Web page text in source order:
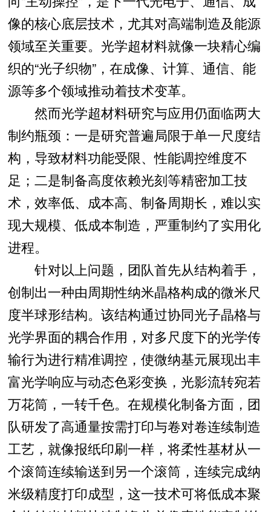
像的核心底层技术，尤其对高端制造及能源
领域至关重要。光学超材料就像一块精心编
织的“光子织物”，在成像、计算、通信、能
源等多个领域推动着技术变革。
然而光学超材料研究与应用仍面临两大
制约瓶颈：一是研究普遍局限于单一尺度结
构，导致材料功能受限、性能调控维度不
足；二是制备高度依赖光刻等精密加工技
术，效率低、成本高、制备周期长，难以实
现大规模、低成本制造，严重制约了实用化
进程。
针对以上问题，团队首先从结构着手，
创制出一种由周期性纳米晶格构成的微米尺
度半球形结构。该结构通过协同光子晶格与
光学界面的耦合作用，对多尺度下的光学传
输行为进行精准调控，使微纳基元展现出丰
富光学响应与动态色彩变换，光影流转宛若
万花筒，一转千色。在规模化制备方面，团
队研发了高通量按需打印与卷对卷连续制造
工艺，就像报纸印刷一样，将柔性基材从一
个滚筒连续输送到另一个滚筒，连续完成纳
米级精度打印成型，这一技术可将低成本聚